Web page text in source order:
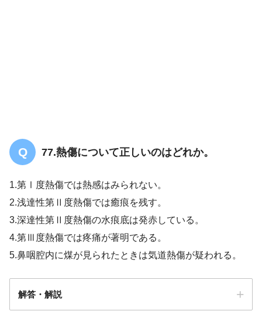
77.熱傷について正しいのはどれか。
1.第Ⅰ度熱傷では熱感はみられない。
2.浅達性第Ⅱ度熱傷では癒痕を残す。
3.深達性第Ⅱ度熱傷の水痕底は発赤している。
4.第Ⅲ度熱傷では疼痛が著明である。
5.鼻咽腔内に煤が見られたときは気道熱傷が疑われる。
解答・解説